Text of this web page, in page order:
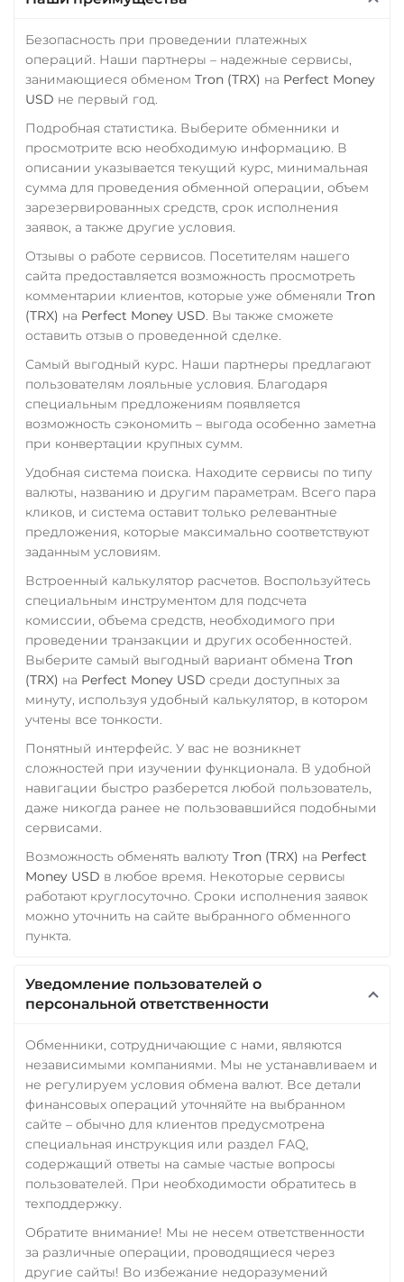
TrueUSD (TUSD)
ERC20 TRC20 BEP
Trust Wallet Token (TWT)
BEP20
Uniswap (UNI)
ERC20
ERC20 BEP20
TRC20
AVAX
SOL
Polygon
CRONOS
ARB
BASE
RONIN
SUI
SONIC
Utopia USD (UUSD)
VeChain (VET)
WAVES
Wrapped Bitcoin (WBTC)
Wrapped Ethereum
ERC20 AVAXC
CRO
RONIN
Yearn.finance (YFI)
Zcash (ZEC)
Промсвязьбанк RUB
Райффайзен
RUB UAH
РНКБ RUB
Росбанк RUB
Русский Стандарт RUB
Сбербанк
RUB KZT
СБП RUB
Совкомбанк RUB
Счет ИП/ООО
CNY
Тинькофф
RUB
CASH-IN RUB
УкрСиббанк UAH
Фридом Банк KZT
Центр Кредит KZT
Элкарт KGS
Безопасность при проведении платежных
операций. Наши партнеры – надежные сервисы,
занимающиеся обменом Tron (TRX) на Perfect Money
USD не первый год.
Подробная статистика. Выберите обменники и
просмотрите всю необходимую информацию. В
описании указывается текущий курс, минимальная
сумма для проведения обменной операции, объем
зарезервированных средств, срок исполнения
заявок, а также другие условия.
Отзывы о работе сервисов. Посетителям нашего
сайта предоставляется возможность просмотреть
комментарии клиентов, которые уже обменяли Tron
(TRX) на Perfect Money USD. Вы также сможете
оставить отзыв о проведенной сделке.
Самый выгодный курс. Наши партнеры предлагают
пользователям лояльные условия. Благодаря
специальным предложениям появляется
возможность сэкономить – выгода особенно заметна
при конвертации крупных сумм.
Удобная система поиска. Находите сервисы по типу
валюты, названию и другим параметрам. Всего пара
кликов, и система оставит только релевантные
предложения, которые максимально соответствуют
заданным условиям.
Встроенный калькулятор расчетов. Воспользуйтесь
специальным инструментом для подсчета
комиссии, объема средств, необходимого при
проведении транзакции и других особенностей.
Выберите самый выгодный вариант обмена Tron
(TRX) на Perfect Money USD среди доступных за
минуту, используя удобный калькулятор, в котором
учтены все тонкости.
Понятный интерфейс. У вас не возникнет
сложностей при изучении функционала. В удобной
навигации быстро разберется любой пользователь,
даже никогда ранее не пользовавшийся подобными
сервисами.
Возможность обменять валюту Tron (TRX) на Perfect
Money USD в любое время. Некоторые сервисы
работают круглосуточно. Сроки исполнения заявок
можно уточнить на сайте выбранного обменного
пункта.
Уведомление пользователей о
персональной ответственности
Обменники, сотрудничающие с нами, являются
независимыми компаниями. Мы не устанавливаем и
не регулируем условия обмена валют. Все детали
финансовых операций уточняйте на выбранном
сайте – обычно для клиентов предусмотрена
специальная инструкция или раздел FAQ,
содержащий ответы на самые частые вопросы
пользователей. При необходимости обратитесь в
техподдержку.
Обратите внимание! Мы не несем ответственности
за различные операции, проводящиеся через
другие сайты! Во избежание недоразумений